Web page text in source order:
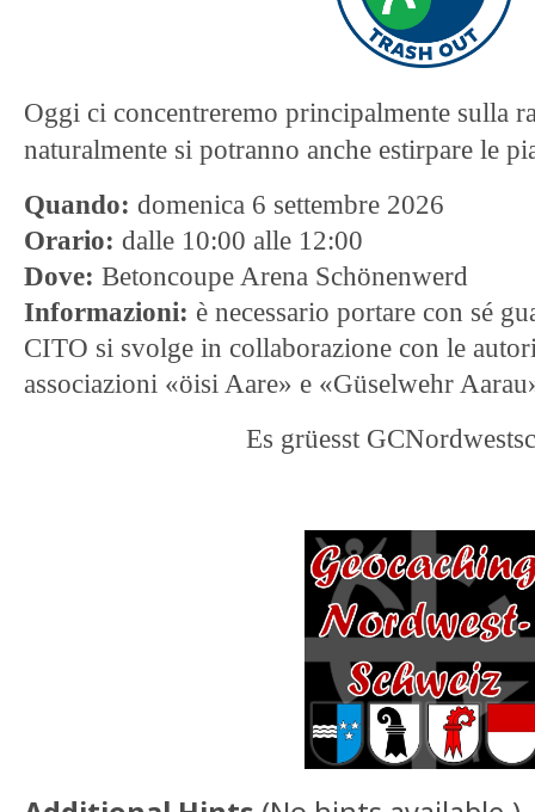
Oggi ci concentreremo principalmente sulla
naturalmente si potranno anche estirpare le
Quando: domenica 6 settembre 2026
Orario: dalle 10:00 alle 12:00
Dove: Betoncoupe Arena Schönenwerd
Informazioni: è necessario portare con sé
CITO si svolge in collaborazione con le
associazioni «öisi Aare» e «Güselwehr
Es grüesst